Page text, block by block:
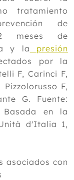
tratamiento
de
meses de
y la presión
por la
F, Carinci F,
F,
G. Fuente:
Basada en la
d'Italia 1,
asociados con